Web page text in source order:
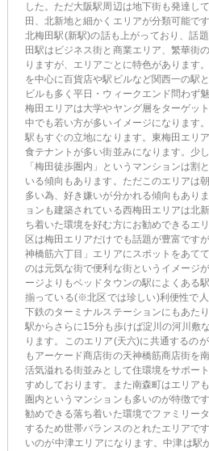
した。ただ大阪駅周辺は地下街も発達し
田、北新地と細かくエリアが分類可能で
北梅田駅(新駅)の話も上がっており、話
田駅はビジネス街と商業エリア、繁華街
りますが、エリアごとに特色があります
を中心に百貨店や駅ビルなど関西一の駅
ビルも多く平日・ウィークエンド問わず
梅田エリアは大学やヤング層をターゲッ
中でも若い方が多いイメージになります
駅もすぐの立地になります。東梅田エリ
食テナントが多い街並みになります。少
「梅田徒歩圏内」というマンションは割
いる傾向もあります。ただこのエリアは
多い為、好き嫌いが分かれる傾向もあり
ョンも建築されている西梅田エリアは北
ち着いた環境を好む方にお勧めできるエ
区は梅田エリアだけでも話題が豊富です
神橋筋六丁目」エリアにスポットをあて
のは元気な街で便利な街というイメージ
ージよりもベッドタウンの駅によくある
揃っている(※北区では珍しい)利便性で
下鉄のターミナルステーションにもあた
駅からさらに15分も歩けば淀川の河川敷
ります。このエリア(天六)に共通するの
もアーケード商店街の天神橋筋商店街を
活気溢れる街並みとして住環境をサポー
すめしております。また南森町はエリア
圏内というマンションも多いのが特徴で
勧めできる落ち着いた環境でファミリー
するため世帯バランスのとれたエリアで
いのが中津エリアになります。中津は駅